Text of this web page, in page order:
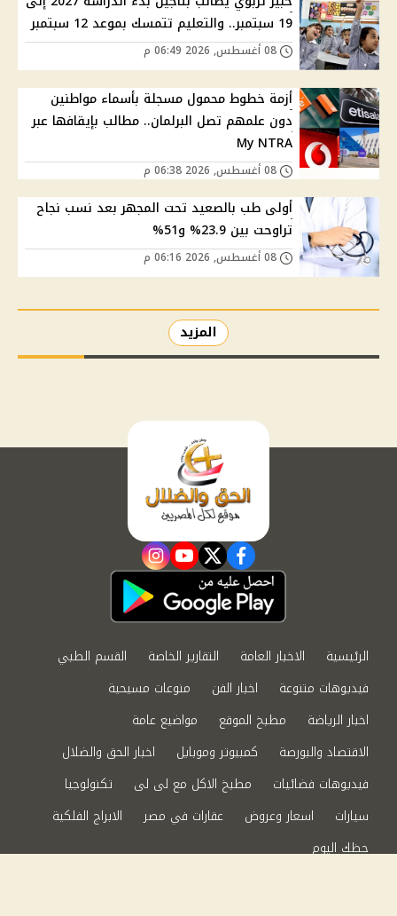
19 سبتمبر.. والتعليم تتمسك بموعد 12 سبتمبر
أزمة خطوط محمول مسجلة بأسماء مواطنين
دون علمهم تصل البرلمان.. مطالب بإيقافها عبر
My NTRA
أولى طب بالصعيد تحت المجهر بعد نسب نجاح
تراوحت بين 23.9% و51%
المزيد
facebook
twitter
youtube
instagram
الرئيسية الاخبار العامة التقارير الخاصة
القسم الطبي
فيديوهات متنوعة
اخبار الفن
منوعات مسيحية
اخبار الرياضة
مطبخ الموقع
مواضيع عامة
الاقتصاد والبورصة
كمبيوتر وموبايل
اخبار الحق والضلال
فيديوهات فضائيات
مطبخ الاكل مع لى لى
تكنولوجيا
سيارات
اسعار وعروض عقارات في مصر
الابراج الفلكية
حظك اليوم